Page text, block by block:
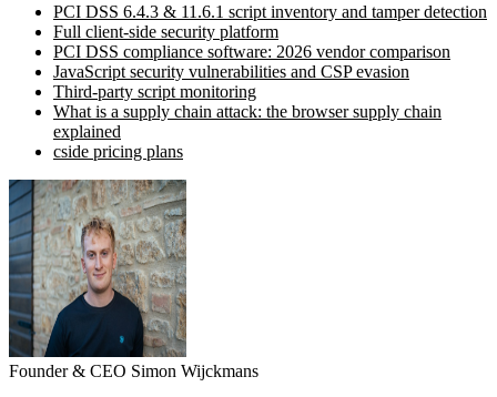
PCI DSS 6.4.3 & 11.6.1 script inventory and tamper detection
Full client-side security platform
PCI DSS compliance software: 2026 vendor comparison
JavaScript security vulnerabilities and CSP evasion
Third-party script monitoring
What is a supply chain attack: the browser supply chain
explained
cside pricing plans
Founder & CEO Simon Wijckmans